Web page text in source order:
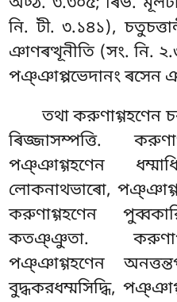
নি. টী. ৩.১৪১),
ঞাণৰত্থূনীতি (সং. নি.
পঞ্ঞাপ্পভেদানং ৰসেন
তথা করুণাগ্গহণেন
ৰিজ্জাসম্পত্তি.
পঞ্ঞাগ্গহণেন
লোকনাথভাৰো,
করুণাগ্গহণেন
কতঞ্ঞুতা.
পঞ্ঞাগ্গহণেন
বুদ্ধকরধম্মসিদ্ধি,